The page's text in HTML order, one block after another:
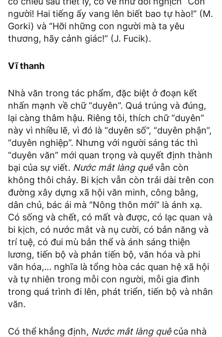
người! Hai tiếng ấy vang lên biết bao tự hào!” (M.
Gorki) và “Hỡi những con người mà ta yêu
thương, hãy cảnh giác!” (J. Fucik).
Vĩ thanh
Nhà văn trong tác phẩm, đặc biệt ở đoạn kết
nhấn mạnh về chữ “duyên”. Quá trúng và đúng,
lại càng thâm hậu. Riêng tôi, thích chữ “duyên”
này vì nhiều lẽ, vì đó là “duyên số”, “duyên phận”,
“duyên nghiệp”. Nhưng với người sáng tác thì
“duyên văn” mới quan trọng và quyết định thành
bại của sự viết. Nước mắt làng quêvẫn còn
không thôi chảy. Bi kịch vẫn còn trải dài trên con
đường xây dựng xã hội văn minh, công bằng,
dân chủ, bác ái mà “Nông thôn mới” là ánh xạ.
Có sống và chết, có mất và được, có lạc quan và
bi kịch, có nước mắt và nụ cười, có bản năng và
trí tuệ, có đui mù bản thể và ánh sáng thiện
lương, tiến bộ và phản tiến bộ, văn hóa và phi
văn hóa,... nghĩa là tổng hòa các quan hệ xã hội
và tự nhiên trong mỗi con người, mỗi gia đình
trong quá trình đi lên, phát triển, tiến bộ và nhân
văn.
Có thể khẳng định, Nước mắt làng quê của nhà